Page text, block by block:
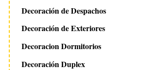
Decoración de Despachos
Decoración de Exteriores
Decoracion Dormitorios
Decoración Duplex